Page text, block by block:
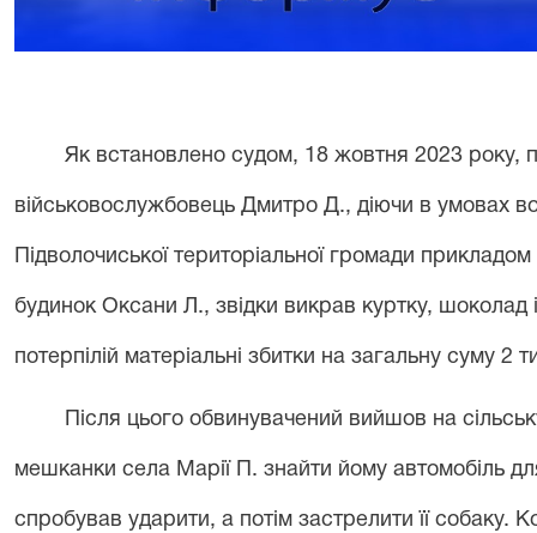
Як встановлено судом, 18 жовтня 2023 року,
військовослужбовець Дмитро Д., діючи в умовах
Підволочиської територіальної громади
будинок Оксани Л., звідки викрав куртку, шоколад
потерпілій матеріальні збитки на загальну суму 2
Після цього обвинувачений вийшов на
мешканки села Марії П. знайти йому автомобіль
спробував ударити, а потім застрелити її собаку.